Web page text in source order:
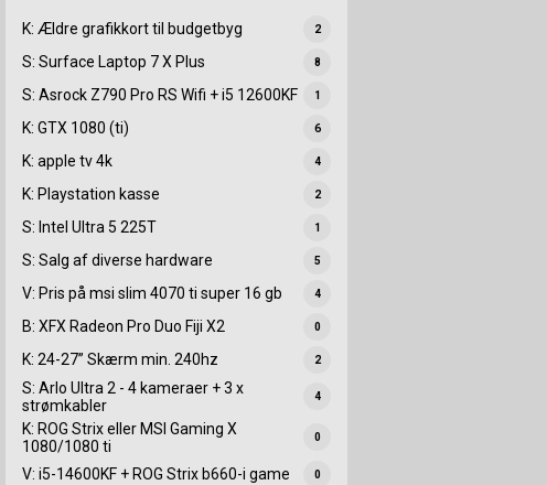
K: Ældre grafikkort til budgetbyg 2
S: Surface Laptop 7 X Plus 8
S: Asrock Z790 Pro RS Wifi + i5 12600KF 1
K: GTX 1080 (ti) 6
K: apple tv 4k 4
K: Playstation kasse 2
S: Intel Ultra 5 225T 1
S: Salg af diverse hardware 5
V: Pris på msi slim 4070 ti super 16 gb 4
B: XFX Radeon Pro Duo Fiji X2 0
K: 24-27” Skærm min. 240hz 2
S: Arlo Ultra 2 - 4 kameraer + 3 x
strømkabler
4
K: ROG Strix eller MSI Gaming X
1080/1080 ti
0
V: i5-14600KF + ROG Strix b660-i game 0